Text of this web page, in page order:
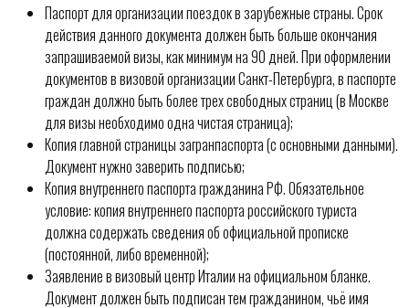
Паспорт для организации поездок в зарубежные страны. Срок
действия данного документа должен быть больше окончания
запрашиваемой визы, как минимум на 90 дней. При оформлении
документов в визовой организации Санкт-Петербурга, в паспорте
граждан должно быть более трех свободных страниц (в Москве
для визы необходимо одна чистая страница);
Копия главной страницы загранпаспорта (с основными данными).
Документ нужно заверить подписью;
Копия внутреннего паспорта гражданина РФ. Обязательное
условие: копия внутреннего паспорта российского туриста
должна содержать сведения об официальной прописке
(постоянной, либо временной);
Заявление в визовый центр Италии на официальном бланке.
Документ должен быть подписан тем гражданином, чьё имя